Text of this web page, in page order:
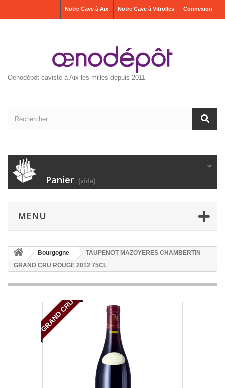
Connexion
Notre Cave à Vitrolles
Notre Cave à Aix
Oenodépôt caviste à Aix les milles depuis 2011
Panier (vide)
MENU
Bourgogne
TAUPENOT MAZOYERES CHAMBERTIN
GRAND CRU ROUGE 2012 75CL
GRAND CRU